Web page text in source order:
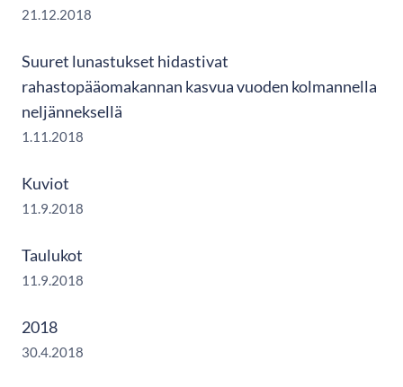
21.12.2018
Suuret lunastukset hidastivat
rahastopääomakannan kasvua vuoden kolmannella
neljänneksellä
1.11.2018
Kuviot
11.9.2018
Taulukot
11.9.2018
2018
30.4.2018